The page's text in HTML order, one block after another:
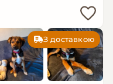
З доставкою